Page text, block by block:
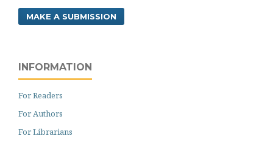
MAKE A SUBMISSION
INFORMATION
For Readers
For Authors
For Librarians